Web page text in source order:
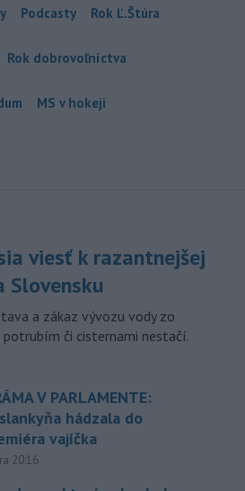
Podcasty Rok Ľ.Štúra
Rok dobrovoľníctva
MS v hokeji
viesť k razantnejšej
Slovensku
a zákaz vývozu vody zo
potrubím či cisternami nestačí.
V PARLAMENTE:
hádzala do
vajíčka
20:16